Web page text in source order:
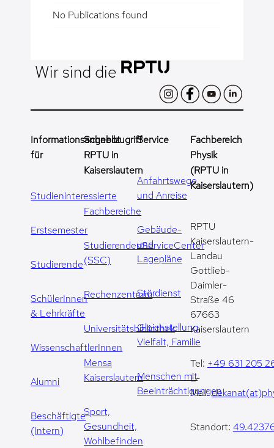
No Publications found
Wir sind die
Informationsangebot
für
Studieninteressierte
Erstsemester
Studierende
SchülerInnen
& Lehrkräfte
WissenschaftlerInnen
Alumni
Beschäftigte
(Intern)
Schnellzugriff
RPTU in
Kaiserslautern
Fachbereiche
StudierendenServiceCenter
(SSC)
Rechenzentrum
Universitätsbibliothek
Mensa
Kaiserslautern
Sport,
Gesundheit,
Wohlbefinden
Service
Anfahrtswege
und Anreise
Gebäude-
und
Lagepläne
Stördienst
Gleichstellung,
Vielfalt, Familie
Menschen mit
Beeinträchtigungen
Fachbereich
Physik
(RPTU in
Kaiserslautern)
RPTU
Kaiserslautern-
Landau
Gottlieb-
Daimler-
Straße 46
67663
Kaiserslautern
Tel: +49 631 205
E-
Mail:
Standort: